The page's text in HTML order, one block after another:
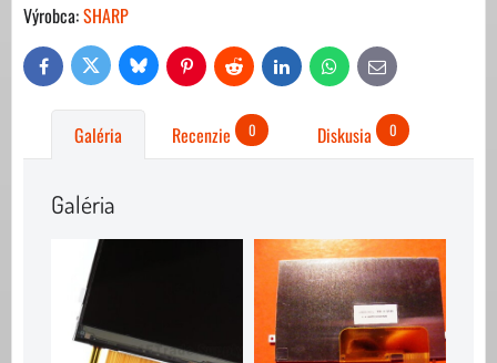
Výrobca:SHARP
FacebookTwitter Bluesky PinterestReddit LinkedIn WhatsAppE-
mail
Galéria Recenzie 0 Diskusia 0
Galéria